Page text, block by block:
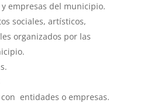
empresas del municipio.
sociales, artísticos,
organizados por las
entidades o empresas.